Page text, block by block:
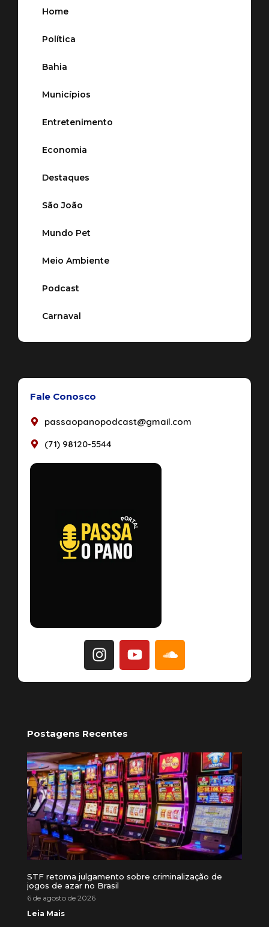
Home
Política
Bahia
Municípios
Entretenimento
Economia
Destaques
São João
Mundo Pet
Meio Ambiente
Podcast
Carnaval
Fale Conosco
passaopanopodcast@gmail.com
(71) 98120-5544
Postagens Recentes
STF retoma julgamento sobre criminalização de
jogos de azar no Brasil
6 de agosto de 2026
Leia Mais